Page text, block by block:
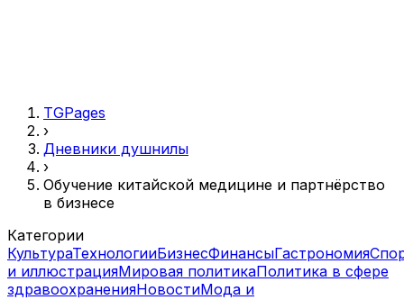
TGPages
›
Дневники душнилы
›
Обучение китайской медицине и партнёрство
в бизнесе
Категории
КультураТехнологииБизнесФинансыГастрономия
и иллюстрацияМировая политикаПолитика в сфере
здравоохраненияНовостиМода и